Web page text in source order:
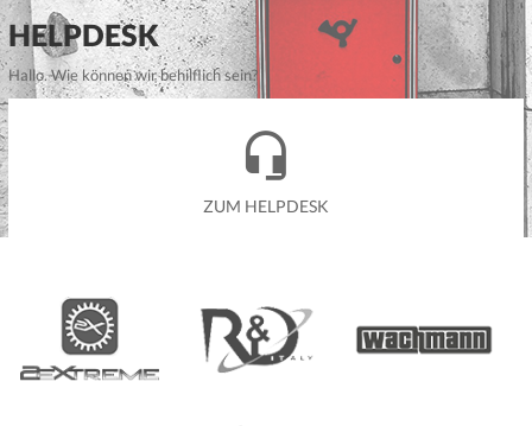
HELPDESK
Hallo. Wie können wir behilflich sein?
ZUM HELPDESK